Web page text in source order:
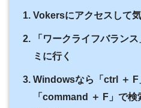
Vokersにアクセスして
「ワークライフバラン
ミに行く
Windowsなら「ctrl ＋ F
「command ＋ F」で